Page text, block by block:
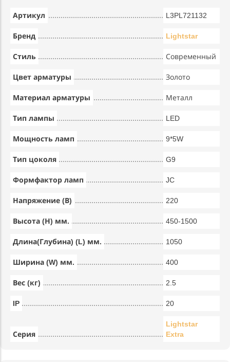
Артикул L3PL721132
Бренд Lightstar
Стиль Современный
Цвет арматуры Золото
Материал арматуры Металл
Тип лампы LED
Мощность ламп 9*5W
Тип цоколя G9
Формфактор ламп JC
Напряжение (В) 220
Высота (Н) мм. 450-1500
Длина(Глубина) (L) мм. 1050
Ширина (W) мм. 400
Вес (кг) 2.5
IP 20
Серия
Lightstar
Extra